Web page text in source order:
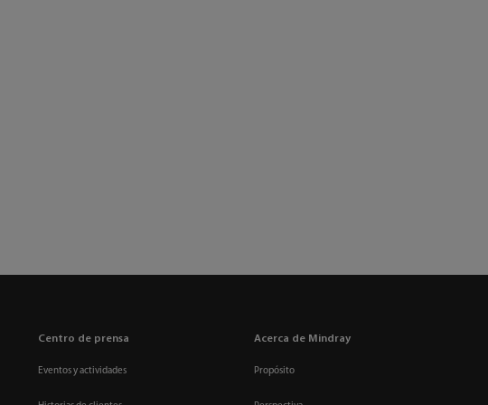
Centro de prensa
Eventos y actividades
Acerca de Mindray
Propósito